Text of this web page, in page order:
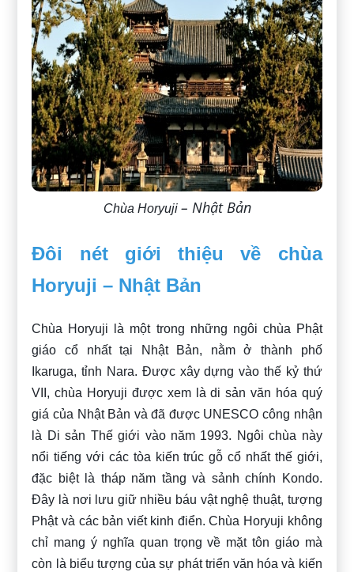
Chùa Horyuji – Nhật Bản
Đôi nét giới thiệu về chùa
Horyuji – Nhật Bản
Chùa Horyuji là một trong những ngôi chùa Phật
giáo cổ nhất tại Nhật Bản, nằm ở thành phố
Ikaruga, tỉnh Nara. Được xây dựng vào thế kỷ thứ
VII, chùa Horyuji được xem là di sản văn hóa quý
giá của Nhật Bản và đã được UNESCO công nhận
là Di sản Thế giới vào năm 1993. Ngôi chùa này
nổi tiếng với các tòa kiến trúc gỗ cổ nhất thế giới,
đặc biệt là tháp năm tầng và sảnh chính Kondo.
Đây là nơi lưu giữ nhiều báu vật nghệ thuật, tượng
Phật và các bản viết kinh điển. Chùa Horyuji không
chỉ mang ý nghĩa quan trọng về mặt tôn giáo mà
còn là biểu tượng của sự phát triển văn hóa và kiến